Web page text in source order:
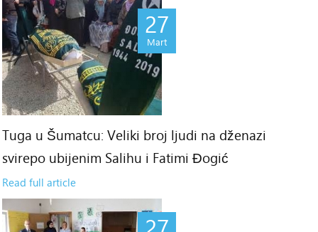
27
Mart
Tuga u Šumatcu: Veliki broj ljudi na dženazi
svirepo ubijenim Salihu i Fatimi Đogić
Read full article